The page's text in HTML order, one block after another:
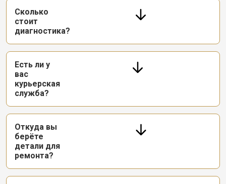
Сколько
стоит
диагностика?
Есть ли у
вас
курьерская
служба?
Откуда вы
берёте
детали для
ремонта?